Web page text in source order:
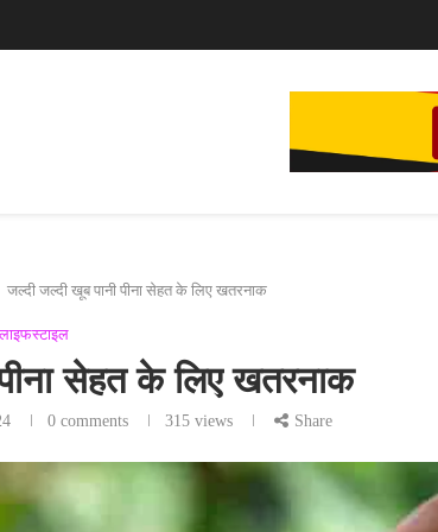
जल्दी जल्दी खूब पानी पीना सेहत के लिए खतरनाक
लाइफस्टाइल
सेहत के लिए खतरनाक
0 comments 315views Share